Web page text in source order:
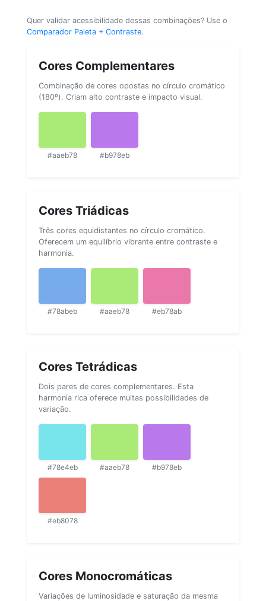
Quer validar acessibilidade dessas combinações? Use o
Comparador Paleta + Contraste.
Cores Complementares
Combinação de cores opostas no círculo cromático
(180º). Criam alto contraste e impacto visual.
#aaeb78 #b978eb
Cores Triádicas
Três cores equidistantes no círculo cromático.
Oferecem um equilíbrio vibrante entre contraste e
harmonia.
#78abeb #aaeb78 #eb78ab
Cores Tetrádicas
Dois pares de cores complementares. Esta
harmonia rica oferece muitas possibilidades de
variação.
#78e4eb #aaeb78 #b978eb
#eb8078
Cores Monocromáticas
Variações de luminosidade e saturação da mesma